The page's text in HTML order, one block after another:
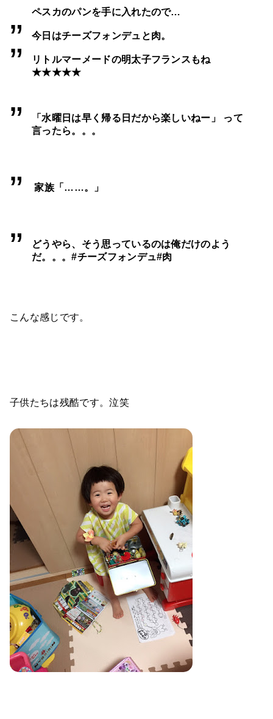
ペスカのパンを手に入れたので…
今日はチーズフォンデュと肉。
リトルマーメードの明太子フランスもね
★★★★★
「水曜日は早く帰る日だから楽しいねー」
って
言ったら。。。
家族「……。」
どうやら、そう思っているのは俺だけのよう
だ。。。#チーズフォンデュ#肉
こんな感じです。
子供たちは残酷です。泣笑